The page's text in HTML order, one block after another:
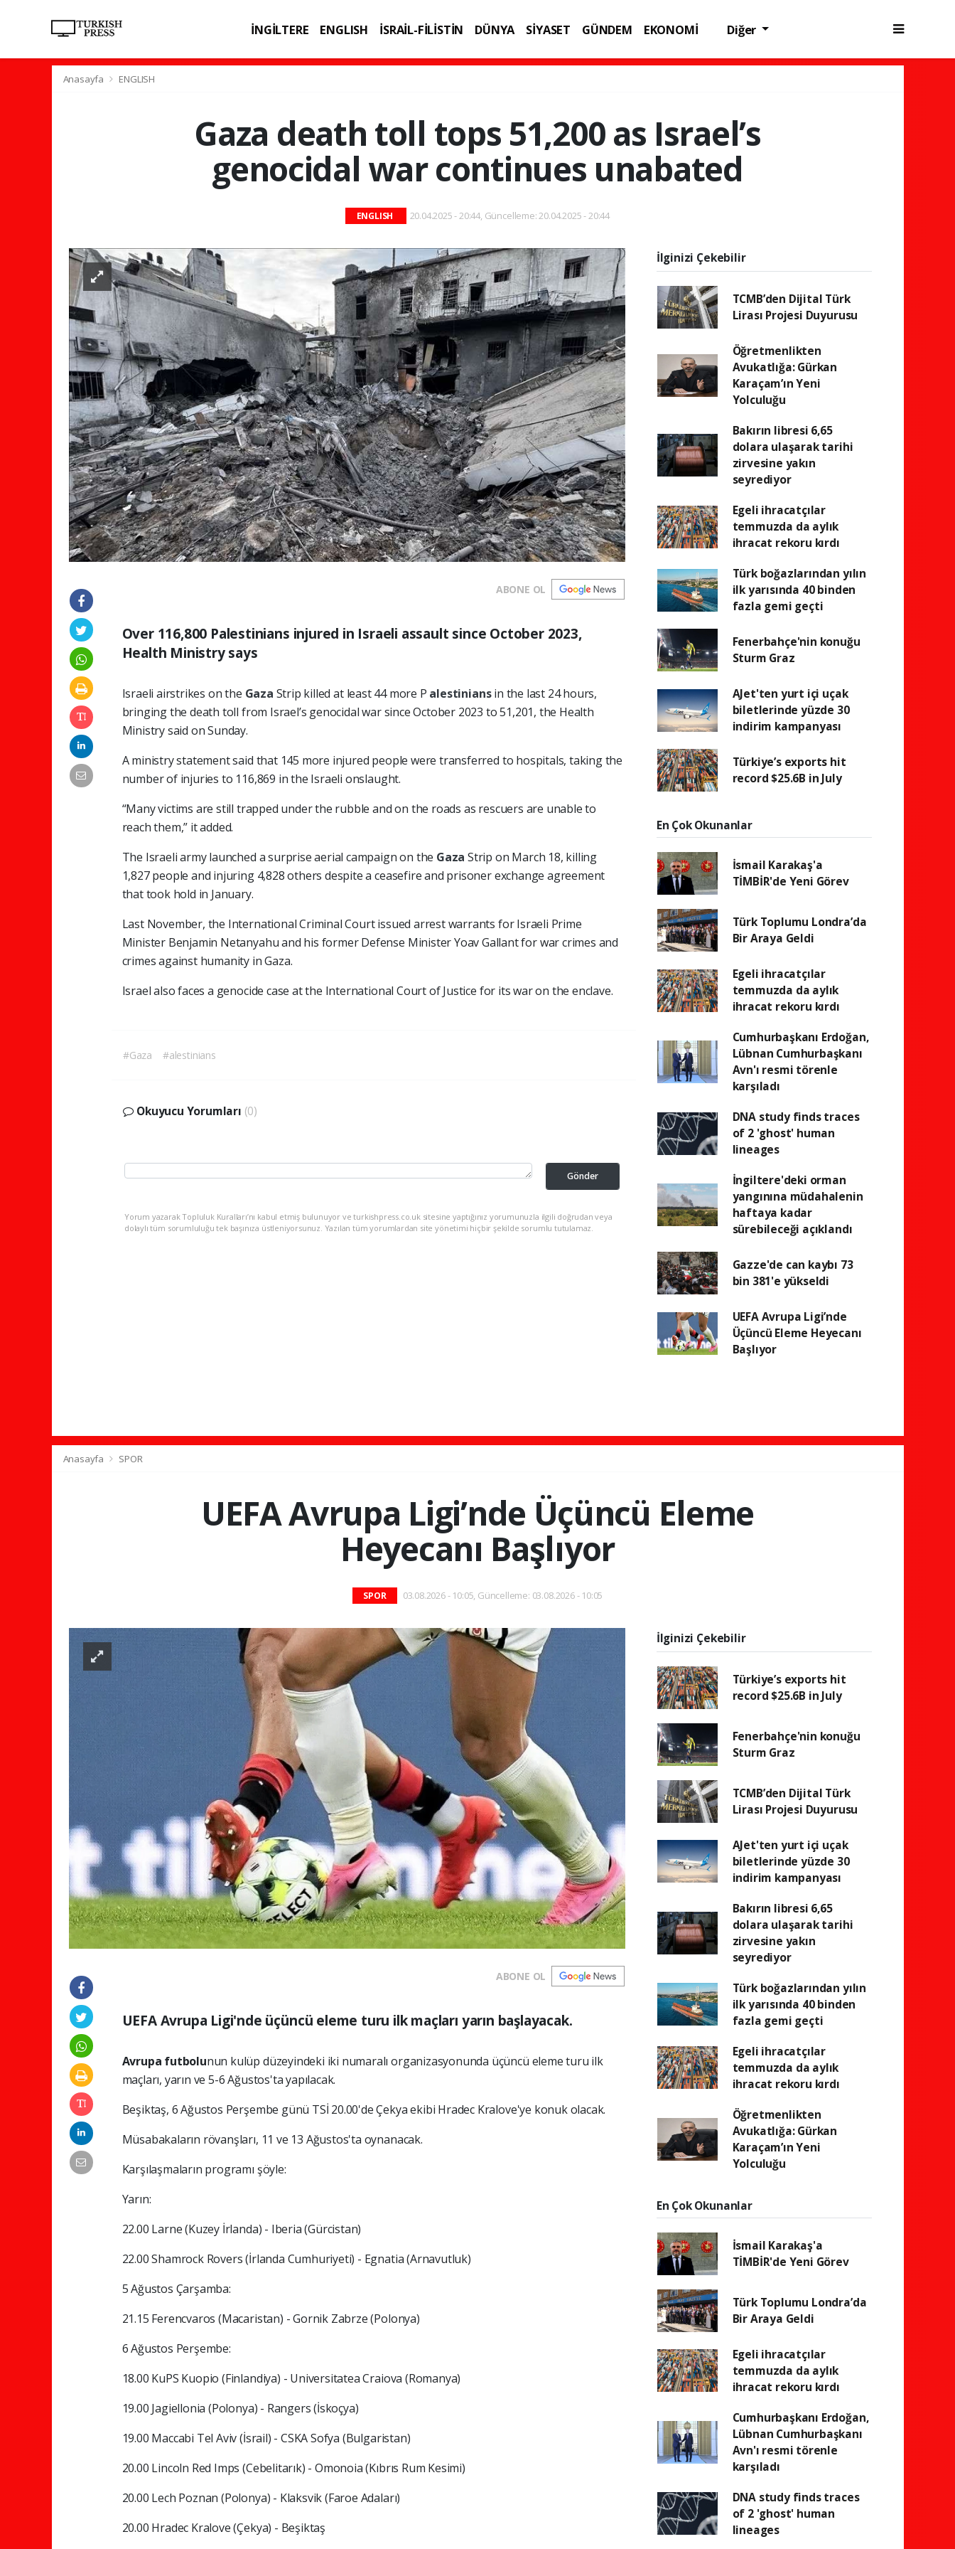
İNGİLTERE ENGLISH İSRAİL-FİLİSTİN DÜNYA SİYASET GÜNDEM
EKONOMİ
Diğer
Anasayfa ENGLISH
Gaza death toll tops 51,200 as Israel’s
genocidal war continues unabated
ENGLISH 20.04.2025 - 20:44, Güncelleme: 20.04.2025 - 20:44
ABONE OL
Over 116,800 Palestinians injured in Israeli assault since October 2023,
Health Ministry says
Israeli airstrikes on the Gaza Strip killed at least 44 more P alestiniansin the last 24 hours,
bringing the death toll from Israel’s genocidal war since October 2023 to 51,201, the Health
Ministry said on Sunday.
A ministry statement said that 145 more injured people were transferred to hospitals, taking the
number of injuries to 116,869 in the Israeli onslaught.
“Many victims are still trapped under the rubble and on the roads as rescuers are unable to
reach them,” it added.
The Israeli army launched a surprise aerial campaign on the GazaStrip on March 18, killing
1,827 people and injuring 4,828 others despite a ceasefire and prisoner exchange agreement
that took hold in January.
Last November, the International Criminal Court issued arrest warrants for Israeli Prime
Minister Benjamin Netanyahu and his former Defense Minister Yoav Gallant for war crimes and
crimes against humanity in Gaza.
Israel also faces a genocide case at the International Court of Justice for its war on the enclave.
#Gaza #alestinians
Okuyucu Yorumları (0)
Gönder
Yorum yazarak Topluluk Kuralları’nı kabul etmiş bulunuyor ve turkishpress.co.uk sitesine yaptığınız yorumunuzla ilgili doğrudan veya
dolaylı tüm sorumluluğu tek başınıza üstleniyorsunuz. Yazılan tüm yorumlardan site yönetimi hiçbir şekilde sorumlu tutulamaz.
İlginizi Çekebilir
TCMB’den Dijital Türk
Lirası Projesi Duyurusu
Öğretmenlikten
Avukatlığa: Gürkan
Karaçam’ın Yeni
Yolculuğu
Bakırın libresi 6,65
dolara ulaşarak tarihi
zirvesine yakın
seyrediyor
Egeli ihracatçılar
temmuzda da aylık
ihracat rekoru kırdı
Türk boğazlarından yılın
ilk yarısında 40 binden
fazla gemi geçti
Fenerbahçe'nin konuğu
Sturm Graz
AJet'ten yurt içi uçak
biletlerinde yüzde 30
indirim kampanyası
Türkiye’s exports hit
record $25.6B in July
En Çok Okunanlar
İsmail Karakaş'a
TİMBİR'de Yeni Görev
Türk Toplumu Londra’da
Bir Araya Geldi
Egeli ihracatçılar
temmuzda da aylık
ihracat rekoru kırdı
Cumhurbaşkanı Erdoğan,
Lübnan Cumhurbaşkanı
Avn'ı resmi törenle
karşıladı
DNA study finds traces
of 2 'ghost' human
lineages
İngiltere'deki orman
yangınına müdahalenin
haftaya kadar
sürebileceği açıklandı
Gazze'de can kaybı 73
bin 381'e yükseldi
UEFA Avrupa Ligi’nde
Üçüncü Eleme Heyecanı
Başlıyor
Anasayfa SPOR
UEFA Avrupa Ligi’nde Üçüncü Eleme
Heyecanı Başlıyor
SPOR 03.08.2026 - 10:05, Güncelleme: 03.08.2026 - 10:05
ABONE OL
UEFA Avrupa Ligi'nde üçüncü eleme turu ilk maçları yarın başlayacak.
Avrupa futbolunun kulüp düzeyindeki iki numaralı organizasyonunda üçüncü eleme turu ilk
maçları, yarın ve 5-6 Ağustos'ta yapılacak.
Beşiktaş, 6 Ağustos Perşembe günü TSİ 20.00'de Çekya ekibi Hradec Kralove'ye konuk olacak.
Müsabakaların rövanşları, 11 ve 13 Ağustos'ta oynanacak.
Karşılaşmaların programı şöyle:
Yarın:
22.00 Larne (Kuzey İrlanda) - Iberia (Gürcistan)
22.00 Shamrock Rovers (İrlanda Cumhuriyeti) - Egnatia (Arnavutluk)
5 Ağustos Çarşamba:
21.15 Ferencvaros (Macaristan) - Gornik Zabrze (Polonya)
6 Ağustos Perşembe:
18.00 KuPS Kuopio (Finlandiya) - Universitatea Craiova (Romanya)
19.00 Jagiellonia (Polonya) - Rangers (İskoçya)
19.00 Maccabi Tel Aviv (İsrail) - CSKA Sofya (Bulgaristan)
20.00 Lincoln Red Imps (Cebelitarık) - Omonoia (Kıbrıs Rum Kesimi)
20.00 Lech Poznan (Polonya) - Klaksvik (Faroe Adaları)
20.00 Hradec Kralove (Çekya) - Beşiktaş
İlginizi Çekebilir
Türkiye’s exports hit
record $25.6B in July
Fenerbahçe'nin konuğu
Sturm Graz
TCMB’den Dijital Türk
Lirası Projesi Duyurusu
AJet'ten yurt içi uçak
biletlerinde yüzde 30
indirim kampanyası
Bakırın libresi 6,65
dolara ulaşarak tarihi
zirvesine yakın
seyrediyor
Türk boğazlarından yılın
ilk yarısında 40 binden
fazla gemi geçti
Egeli ihracatçılar
temmuzda da aylık
ihracat rekoru kırdı
Öğretmenlikten
Avukatlığa: Gürkan
Karaçam’ın Yeni
Yolculuğu
En Çok Okunanlar
İsmail Karakaş'a
TİMBİR'de Yeni Görev
Türk Toplumu Londra’da
Bir Araya Geldi
Egeli ihracatçılar
temmuzda da aylık
ihracat rekoru kırdı
Cumhurbaşkanı Erdoğan,
Lübnan Cumhurbaşkanı
Avn'ı resmi törenle
karşıladı
DNA study finds traces
of 2 'ghost' human
lineages